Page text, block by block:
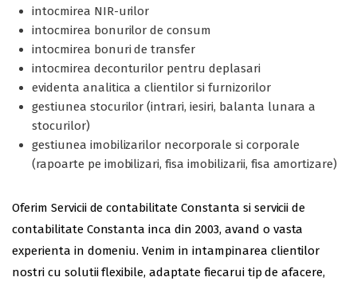
intocmirea NIR-urilor
intocmirea bonurilor de consum
intocmirea bonuri de transfer
intocmirea deconturilor pentru deplasari
evidenta analitica a clientilor si furnizorilor
gestiunea stocurilor (intrari, iesiri, balanta lunara a
stocurilor)
gestiunea imobilizarilor necorporale si corporale
(rapoarte pe imobilizari, fisa imobilizarii, fisa amortizare)
Oferim Servicii de contabilitate Constanta si servicii de
contabilitate Constanta inca din 2003, avand o vasta
experienta in domeniu. Venim in intampinarea clientilor
nostri cu solutii flexibile, adaptate fiecarui tip de afacere,